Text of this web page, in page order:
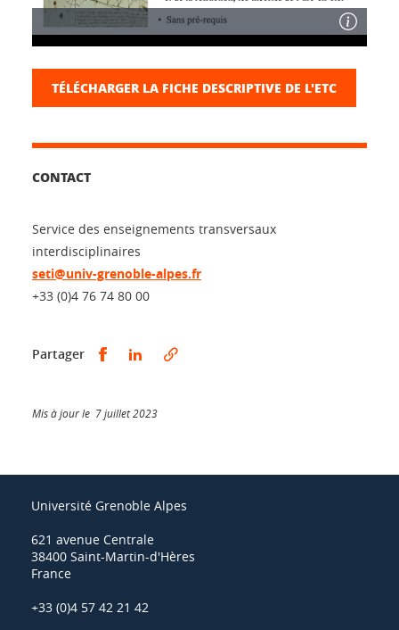
TÉLÉCHARGER LA FICHE DESCRIPTIVE DE L'ETC
CONTACT
Service des enseignements transversaux
interdisciplinaires
seti@univ-grenoble-alpes.fr
+33 (0)4 76 74 80 00
Partager Partager sur Facebook
Partager sur LinkedIn
Mis à jour le 7 juillet 2023
Université Grenoble Alpes
621 avenue Centrale
38400 Saint-Martin-d'Hères
France
+33 (0)4 57 42 21 42